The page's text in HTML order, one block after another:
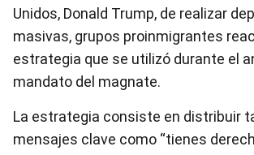
Unidos, Donald Trump, de realizar
masivas, grupos proinmigrantes
estrategia que se utilizó durante el
mandato del magnate.
La estrategia consiste en distribuir
mensajes clave como “tienes